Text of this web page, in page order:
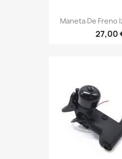
Maneta De Freno
27,00